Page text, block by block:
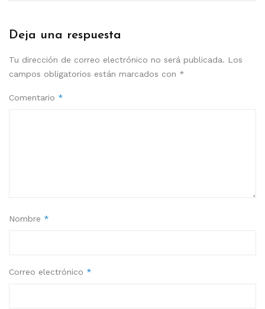
Deja una respuesta
Tu dirección de correo electrónico no será publicada. Los
campos obligatorios están marcados con *
Comentario *
Nombre *
Correo electrónico *